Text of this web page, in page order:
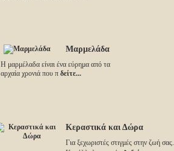
Μαρμελάδα
Η μαρμέλαδα είναι ένα εύρημα από τα
αρχαία χρονιά που π δείτε...
Κεραστικά και Δώρα
Για ξεχωριστές στιγμές στην ζωή σας.